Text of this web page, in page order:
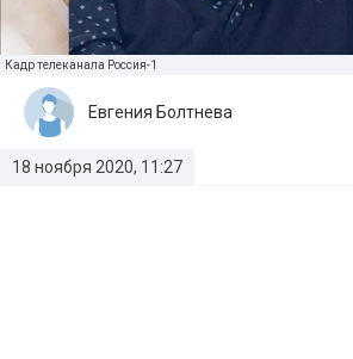
Кадр телеканала Россия-1
18 ноября 2020, 11:27
Евгения Болтнева